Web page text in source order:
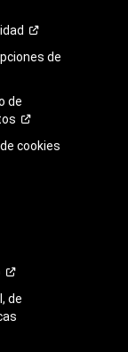
de
de
cookies
de